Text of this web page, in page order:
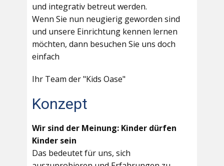
und integrativ betreut werden.
Wenn Sie nun neugierig geworden sind
und unsere Einrichtung kennen lernen
möchten, dann besuchen Sie uns doch
einfach
Ihr Team der "Kids Oase"
Konzept
Wir sind der Meinung: Kinder dürfen
Kinder sein
Das bedeutet für uns, sich